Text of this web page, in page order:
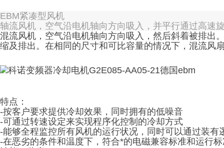
EBM紧凑型风机
轴流风机，空气沿电机轴向方向吸入，并平行通过高速
混流风机，空气沿电机轴向方向吸入，然后斜着被排出
缩及排出。在相同的尺寸和可比容量的情况下，混流风
特点：
-按客户要求提供冷却效果，同时拥有的低噪音
-可通过转速设定来实现程序化控制的冷却方式
-能够全程监控所有风机的运行状况，同时可以通过装有
-在恶劣的条件和温度下，符合*的电磁兼容标准和运行